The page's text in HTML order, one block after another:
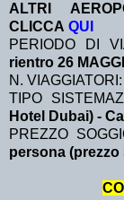
ALTRI
CLICCA QUI
PERIODO DI
rientro 26
N. VIAGGIATORI:
TIPO
Hotel Dubai) -
PREZZO
persona